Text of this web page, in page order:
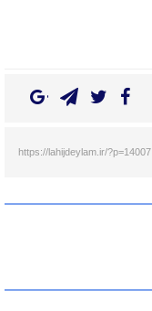
https://lahijdeylam.ir/?p=14007